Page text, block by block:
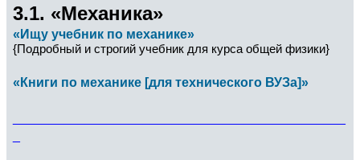
3.1. «Механика»
«Ищу учебник по механике»
{Подробный и строгий учебник для курса общей физики}
«Книги по механике [для технического ВУЗа]»